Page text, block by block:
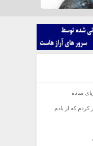
ساده
کردم که از یادم